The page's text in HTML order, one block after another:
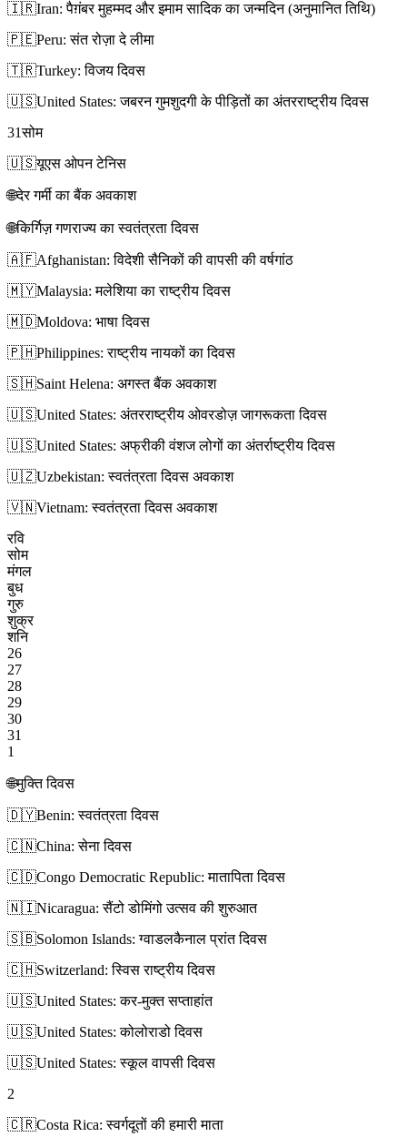
🇮🇷Iran: पैग़ंबर मुहम्मद और इमाम सादिक का जन्मदिन (अनुमानित तिथि)
🇵🇪Peru: संत रोज़ा दे लीमा
🇹🇷Turkey: विजय दिवस
🇺🇸United States: जबरन गुमशुदगी के पीड़ितों का अंतरराष्ट्रीय दिवस
31सोम
🇺🇸यूएस ओपन टेनिस
🌐देर गर्मी का बैंक अवकाश
🌐किर्गिज़ गणराज्य का स्वतंत्रता दिवस
🇦🇫Afghanistan: विदेशी सैनिकों की वापसी की वर्षगांठ
🇲🇾Malaysia: मलेशिया का राष्ट्रीय दिवस
🇲🇩Moldova: भाषा दिवस
🇵🇭Philippines: राष्ट्रीय नायकों का दिवस
🇸🇭Saint Helena: अगस्त बैंक अवकाश
🇺🇸United States: अंतरराष्ट्रीय ओवरडोज़ जागरूकता दिवस
🇺🇸United States: अफ्रीकी वंशज लोगों का अंतर्राष्ट्रीय दिवस
🇺🇿Uzbekistan: स्वतंत्रता दिवस अवकाश
🇻🇳Vietnam: स्वतंत्रता दिवस अवकाश
रवि
सोम
मंगल
बुध
गुरु
शुक्र
शनि
26
27
28
29
30
31
1
🌐मुक्ति दिवस
🇩🇾Benin: स्वतंत्रता दिवस
🇨🇳China: सेना दिवस
🇨🇩Congo Democratic Republic: मातापिता दिवस
🇳🇮Nicaragua: सैंटो डोमिंगो उत्सव की शुरुआत
🇸🇧Solomon Islands: ग्वाडलकैनाल प्रांत दिवस
🇨🇭Switzerland: स्विस राष्ट्रीय दिवस
🇺🇸United States: कर-मुक्त सप्ताहांत
🇺🇸United States: कोलोराडो दिवस
🇺🇸United States: स्कूल वापसी दिवस
2
🇨🇷Costa Rica: स्वर्गदूतों की हमारी माता